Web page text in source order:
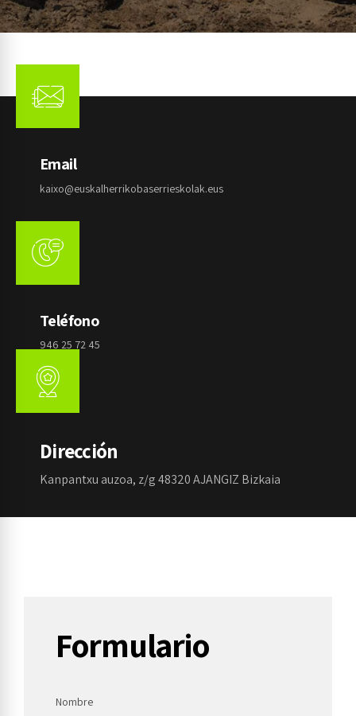
Email
kaixo@euskalherrikobaserrieskolak.eus
Teléfono
946 25 72 45
Dirección
Kanpantxu auzoa, z/g 48320 AJANGIZ Bizkaia
Formulario
Nombre